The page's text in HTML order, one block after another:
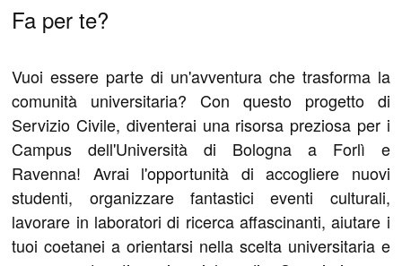
Fa per te?
Vuoi essere parte di un'avventura che trasforma la
comunità universitaria? Con questo progetto di
Servizio Civile, diventerai una risorsa preziosa per i
Campus dell'Università di Bologna a Forlì e
Ravenna! Avrai l'opportunità di accogliere nuovi
studenti, organizzare fantastici eventi culturali,
lavorare in laboratori di ricerca affascinanti, aiutare i
tuoi coetanei a orientarsi nella scelta universitaria e